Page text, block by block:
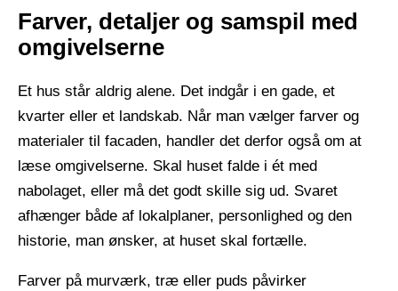
Farver, detaljer og samspil med
omgivelserne
Et hus står aldrig alene. Det indgår i en gade, et
kvarter eller et landskab. Når man vælger farver og
materialer til facaden, handler det derfor også om at
læse omgivelserne. Skal huset falde i ét med
nabolaget, eller må det godt skille sig ud. Svaret
afhænger både af lokalplaner, personlighed og den
historie, man ønsker, at huset skal fortælle.
Farver på murværk, træ eller puds påvirker